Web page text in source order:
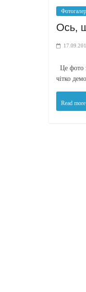
Ось,
Це фото
чітко
Read more